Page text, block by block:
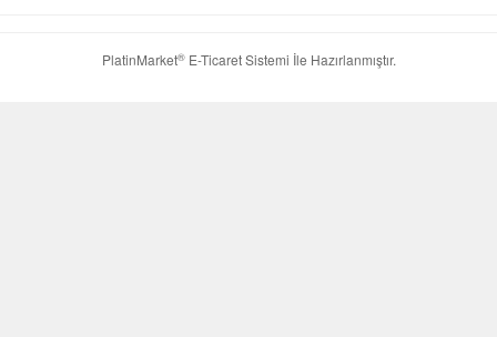
PlatinMarket®E-Ticaret Sistemi İle Hazırlanmıştır.